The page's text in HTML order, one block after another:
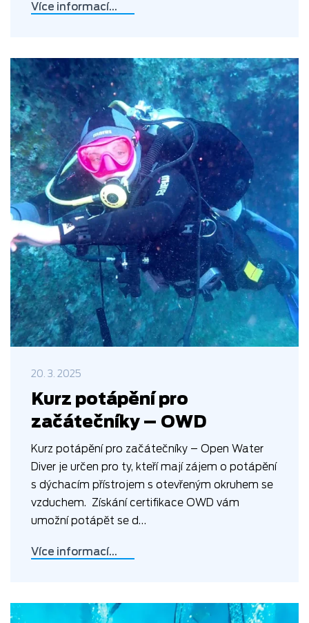
Více informací…
20. 3. 2025
Kurz potápění pro
začátečníky – OWD
Kurz potápění pro začátečníky – Open Water
Diver je určen pro ty, kteří mají zájem o potápění
s dýchacím přístrojem s otevřeným okruhem se
vzduchem. Získání certifikace OWD vám
umožní potápět se d…
Více informací…